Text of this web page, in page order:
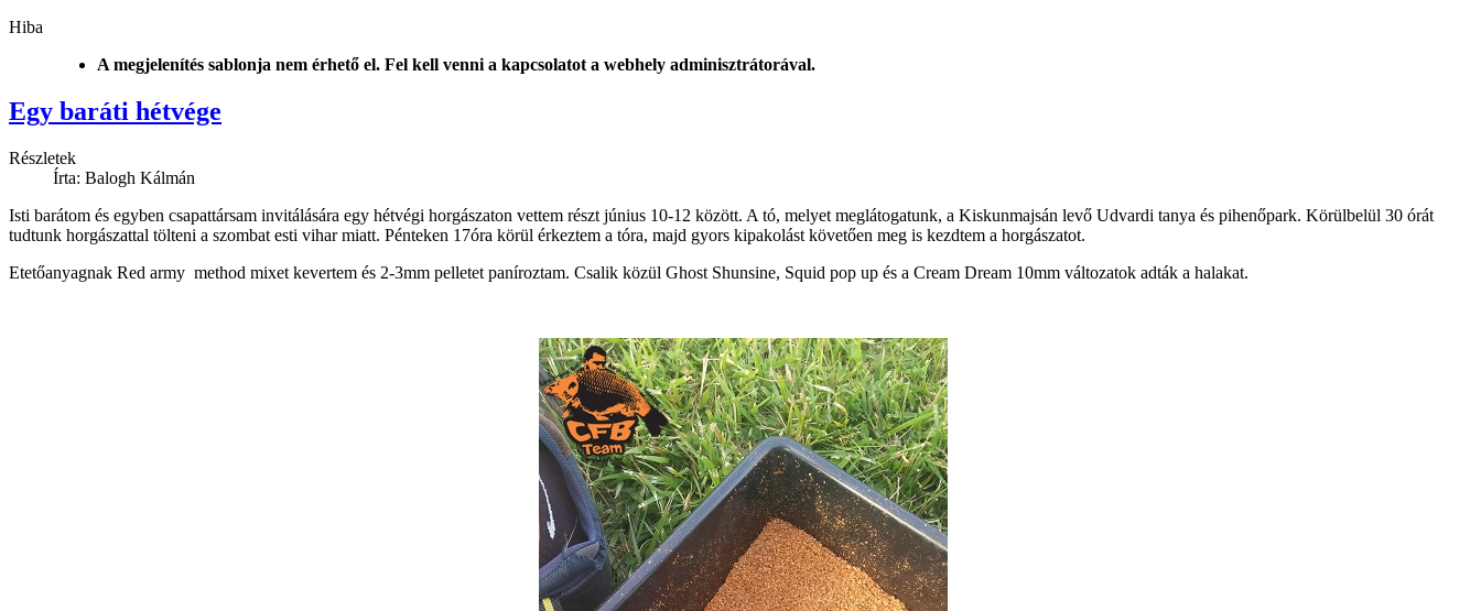
Hiba
A megjelenítés sablonja nem érhető el. Fel kell venni a kapcsolatot a webhely adminisztrátorával.
Egy baráti hétvége
Részletek
Írta: Balogh Kálmán
Isti barátom és egyben csapattársam invitálására egy hétvégi horgászaton vettem részt június 10-12 között. A tó, melyet meglátogatunk, a Kiskunmajsán levő Udvardi tanya és pihenőpark. Körülbelül 30 órát
tudtunk horgászattal tölteni a szombat esti vihar miatt. Pénteken 17óra körül érkeztem a tóra, majd gyors kipakolást követően meg is kezdtem a horgászatot.
Etetőanyagnak Red army method mixet kevertem és 2-3mm pelletet paníroztam. Csalik közül Ghost Shunsine, Squid pop up és a Cream Dream 10mm változatok adták a halakat.